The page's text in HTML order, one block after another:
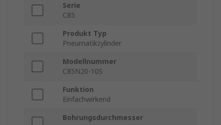
Serie
C85
Produkt Typ
Pneumatikzylinder
Modellnummer
C85N20-10S
Funktion
Einfachwirkend
Bohrungsdurchmesser